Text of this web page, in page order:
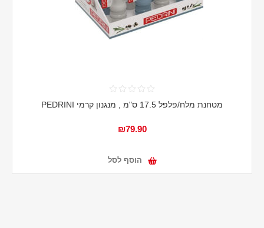
מטחנת מלח/פלפל 17.5 ס"מ , מנגנון קרמי PEDRINI
₪79.90
הוסף לסל